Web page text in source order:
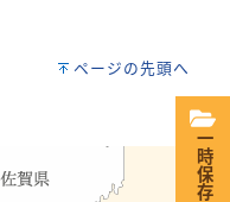
ページの先頭へ
一時保存